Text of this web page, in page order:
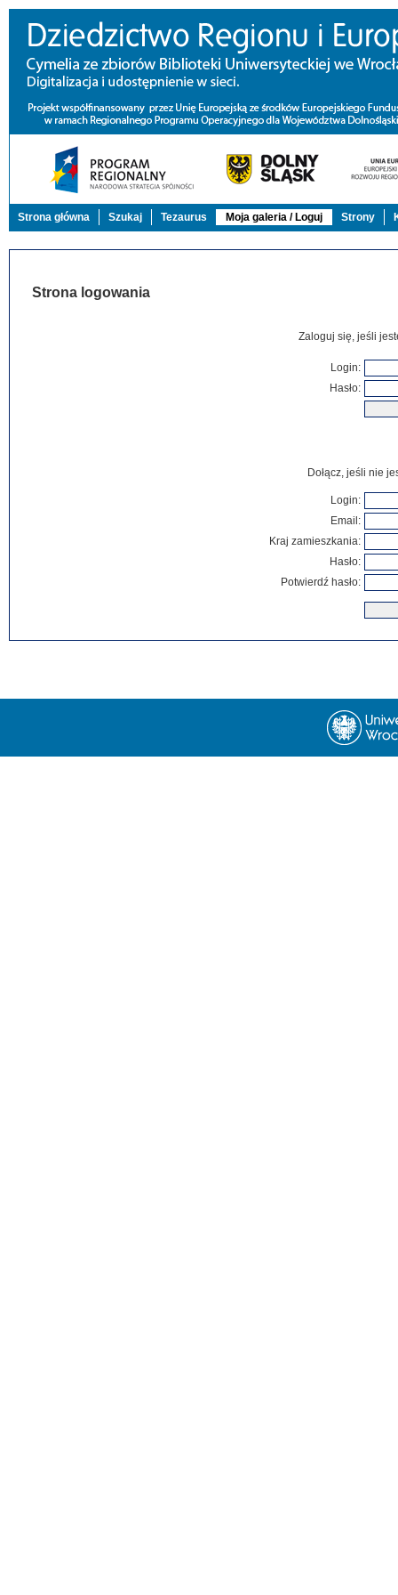
Strona główna Szukaj Tezaurus Moja galeria / Loguj Strony
Strona logowania
Zaloguj się, jeśli
Login:
Hasło:
Dołącz, jeśli nie
Login:
Email:
Kraj zamieszkania:
Hasło:
Potwierdź hasło: